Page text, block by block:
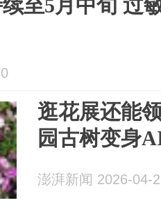
至5月中旬 过
逛花展还能
园古树变身
澎湃新闻 2026-04-